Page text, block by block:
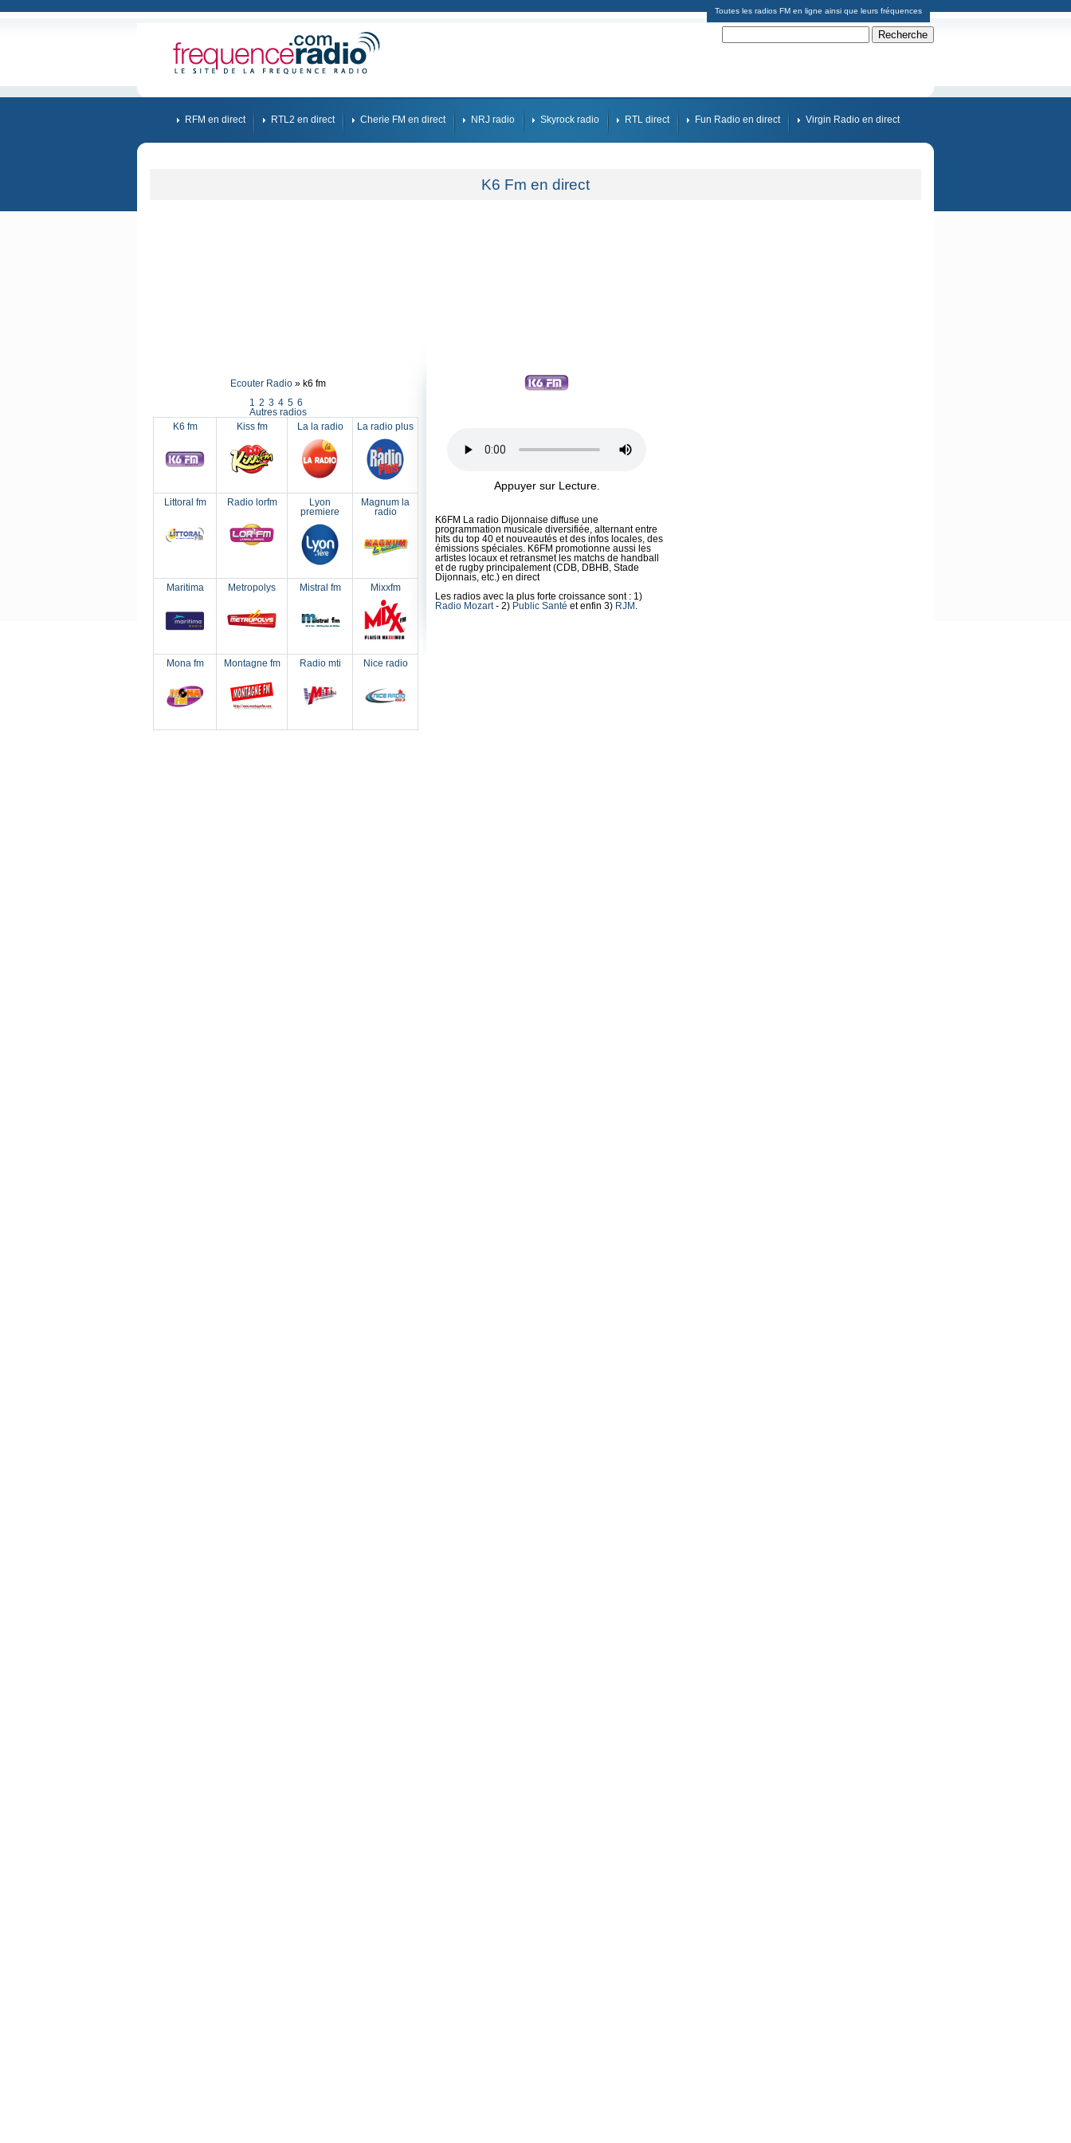
Toutes les radios FM en ligne ainsi que leurs fréquences
RFM en direct RTL2 en direct Cherie FM en direct NRJ radio Skyrock radio RTL direct Fun Radio en direct Virgin Radio en direct
K6 Fm en direct
Ecouter Radio» k6 fm
1 2 3 4 5 6
Autres radios
K6 fm
Kiss fm La la radio La radio plus
Littoral fm Radio lorfm
Lyon
premiere
Magnum la
radio
Maritima Metropolys Mistral fm Mixxfm
Mona fm Montagne fm Radio mti Nice radio
Appuyer sur Lecture.
K6FM La radio Dijonnaise diffuse une
programmation musicale diversifiée, alternant entre
hits du top 40 et nouveautés et des infos locales, des
émissions spéciales. K6FM promotionne aussi les
artistes locaux et retransmet les matchs de handball
et de rugby principalement (CDB, DBHB, Stade
Dijonnais, etc.) en direct
Les radios avec la plus forte croissance sont : 1)
Radio Mozart- 2) Public Santé et enfin 3) RJM .